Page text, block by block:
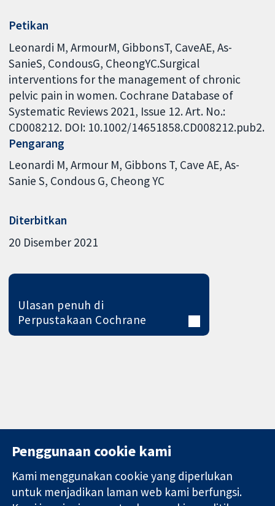
Petikan
Leonardi M, ArmourM, GibbonsT, CaveAE, As-
SanieS, CondousG, CheongYC.Surgical
interventions for the management of chronic
pelvic pain in women. Cochrane Database of
Systematic Reviews 2021, Issue 12. Art. No.:
CD008212. DOI: 10.1002/14651858.CD008212.pub2.
Pengarang
Leonardi M Armour M Gibbons T Cave AE As-
Sanie S Condous G Cheong YC
Diterbitkan
20 Disember 2021
Ulasan penuh di
Perpustakaan Cochrane
11-13 Cavendish
Square
Hubungi kita
Berita
Penggunaan cookie kami
Kami menggunakan cookie yang diperlukan
untuk menjadikan laman web kami berfungsi.